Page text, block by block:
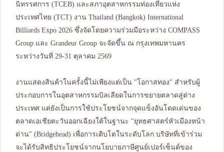
นิทรรศการ (TCEB) และสภาอุตสาหกรรมท่องเที่ยวแห่ง
ประเทศไทย (TCT) งาน Thailand (Bangkok) International
Billiards Expo 2026 ซึ่งจัดโดยความร่วมมือระหว่าง COMPASS
Group และ Grandeur Group จะจัดขึ้น ณ กรุงเทพมหานคร
ระหว่างวันที่ 29-31 ตุลาคม 2569
งานแสดงสินค้าในครั้งนี้ไม่เพียงแต่เป็น "โอกาสทอง" สำหรับผู้
ประกอบการในอุตสาหกรรมบิลเลียดในการขยายตลาดสู่ต่าง
ประเทศ แต่ยังเป็นการใช้ประโยชน์จากจุดแข็งอันโดดเด่นของ
ตลาดเอเชียตะวันออกเฉียงใต้ในฐานะ "ยุทธศาสตร์หัวเมืองหน้า
ด่าน" (Bridgehead) เพื่อการเติบโตในระดับโลก บริษัทที่เข้าร่วม
จะได้รับสิทธิประโยชน์จากนโยบายภาษีศูนย์เปอร์เซ็นต์ของ